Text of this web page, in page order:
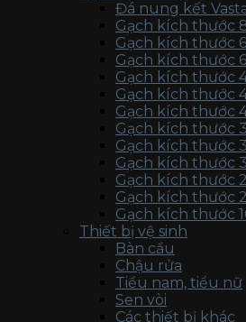
Đá nung kết
Gạch kích thước
Gạch kích thước
Gạch kích thước
Gạch kích thước
Gạch kích thước
Gạch kích thước
Gạch kích thước
Gạch kích thước
Gạch kích thước
Gạch kích thước
Gạch kích thước
Gạch kích thước
Thiết bị vệ sinh
Bàn cầu
Chậu rửa
Tiểu nam, tiểu nữ
Sen vòi
Các thiết bị khác